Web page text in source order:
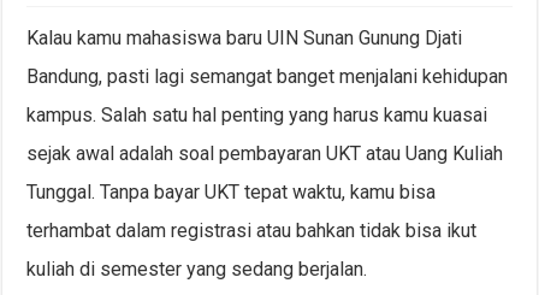
Kalau kamu mahasiswa baru UIN Sunan Gunung Djati
Bandung, pasti lagi semangat banget menjalani kehidupan
kampus. Salah satu hal penting yang harus kamu kuasai
sejak awal adalah soal pembayaran UKT atau Uang Kuliah
Tunggal. Tanpa bayar UKT tepat waktu, kamu bisa
terhambat dalam registrasi atau bahkan tidak bisa ikut
kuliah di semester yang sedang berjalan.